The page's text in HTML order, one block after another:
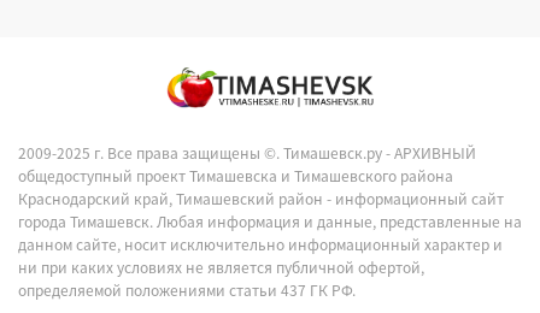
2009-2025 г. Все права защищены ©.Тимашевск.ру - АРХИВНЫЙ
общедоступный проект Тимашевска и Тимашевского района
Краснодарский край, Тимашевский район - информационный сайт
города Тимашевск. Любая информация и данные, представленные на
данном сайте, носит исключительно информационный характер и
ни при каких условиях не является публичной офертой,
определяемой положениями статьи 437 ГК РФ.